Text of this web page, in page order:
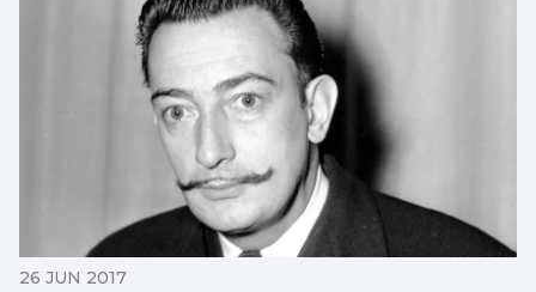
26 JUN 2017